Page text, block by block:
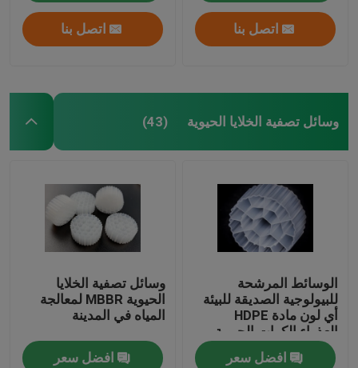
اتصل بنا اتصل بنا
وسائل تصفية الخلايا الحيوية (43)
الوسائط المرشحة
للبيولوجية الصديقة للبيئة
أي لون مادة HDPE
العذراء الكرات الحيوية
افضل سعر
وسائل تصفية الخلايا
الحيوية MBBR لمعالجة
المياه في المدينة
افضل سعر